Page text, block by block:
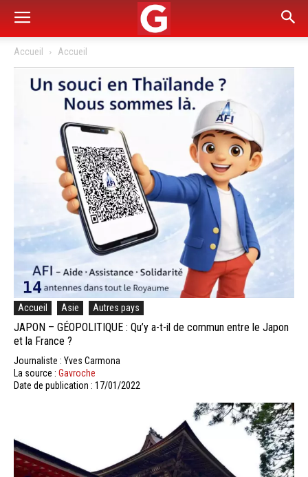
Accueil Accueil
Accueil Asie Autres pays
JAPON – GÉOPOLITIQUE : Qu’y a-t-il de commun entre le Japon
et la France ?
Journaliste : Yves Carmona
La source : Gavroche
Date de publication : 17/01/2022